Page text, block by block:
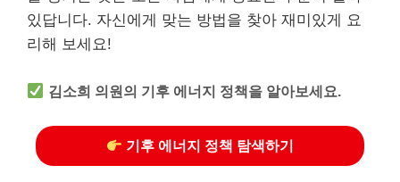
있답니다. 자신에게 맞는 방법을 찾아 재미있게 요
리해 보세요!
김소희 의원의 기후 에너지 정책을 알아보세요.
기후 에너지 정책 탐색하기